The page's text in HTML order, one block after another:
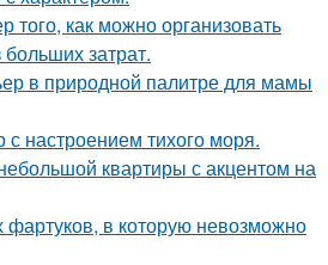
того, как можно организовать
затрат.
в природной палитре для мамы
настроением тихого моря.
квартиры с акцентом на
фартуков, в которую невозможно